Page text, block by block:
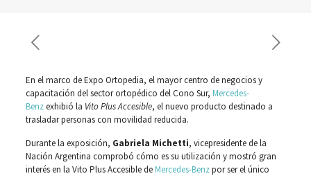
En el marco de Expo Ortopedia, el mayor centro de negocios y
capacitación del sector ortopédico del Cono Sur, Mercedes-
Benzexhibió la Vito Plus Accesible, el nuevo producto destinado a
trasladar personas con movilidad reducida.
Durante la exposición, Gabriela Michetti, vicepresidente de la
Nación Argentina comprobó cómo es su utilización y mostró gran
interés en la Vito Plus Accesible deMercedes-Benzpor ser el único